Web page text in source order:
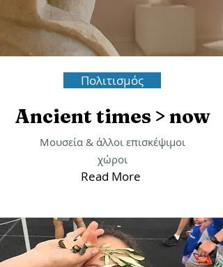
Πολιτισμός
Ancient times > now
Μουσεία & άλλοι επισκέψιμοι
χώροι
Read More